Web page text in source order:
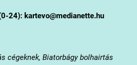
24): kartevo@medianette.hu
cégeknek, Biatorbágy bolhairtás